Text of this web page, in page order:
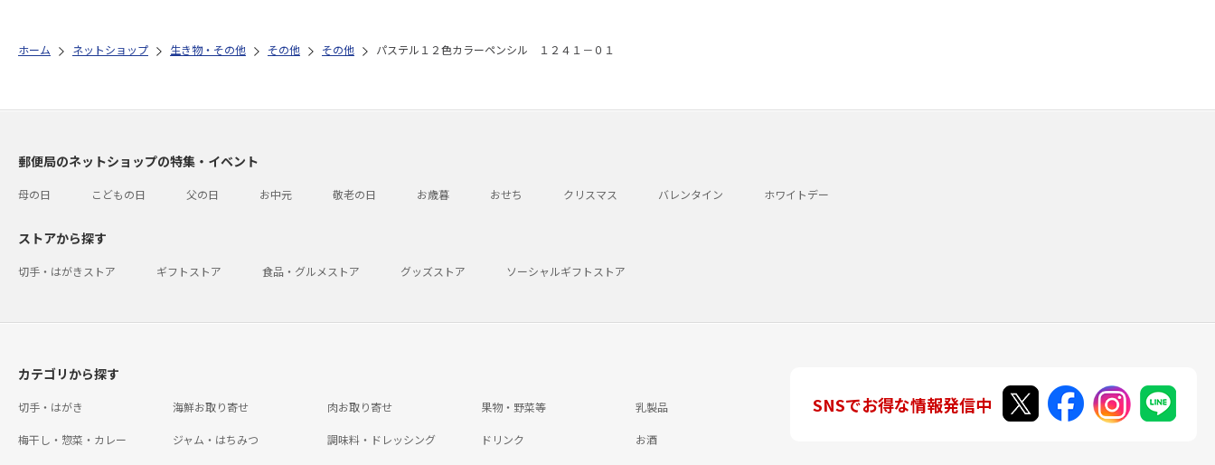
ホーム ネットショップ 生き物・その他 その他 その他 パステル１２色カラーペンシル １２４１－０１
郵便局のネットショップの特集・イベント
母の日 こどもの日 父の日 お中元 敬老の日 お歳暮 おせち クリスマス バレンタイン ホワイトデー
ストアから探す
切手・はがきストア ギフトストア 食品・グルメストア グッズストア ソーシャルギフトストア
カテゴリから探す
切手・はがき 海鮮お取り寄せ 肉お取り寄せ 果物・野菜等 乳製品
梅干し・惣菜・カレー ジャム・はちみつ 調味料・ドレッシング ドリンク お酒
SNSでお得な情報発信中